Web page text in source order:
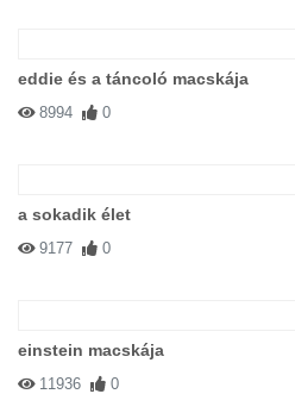
eddie és a táncoló macskája
8994 0
a sokadik élet
9177 0
einstein macskája
11936 0